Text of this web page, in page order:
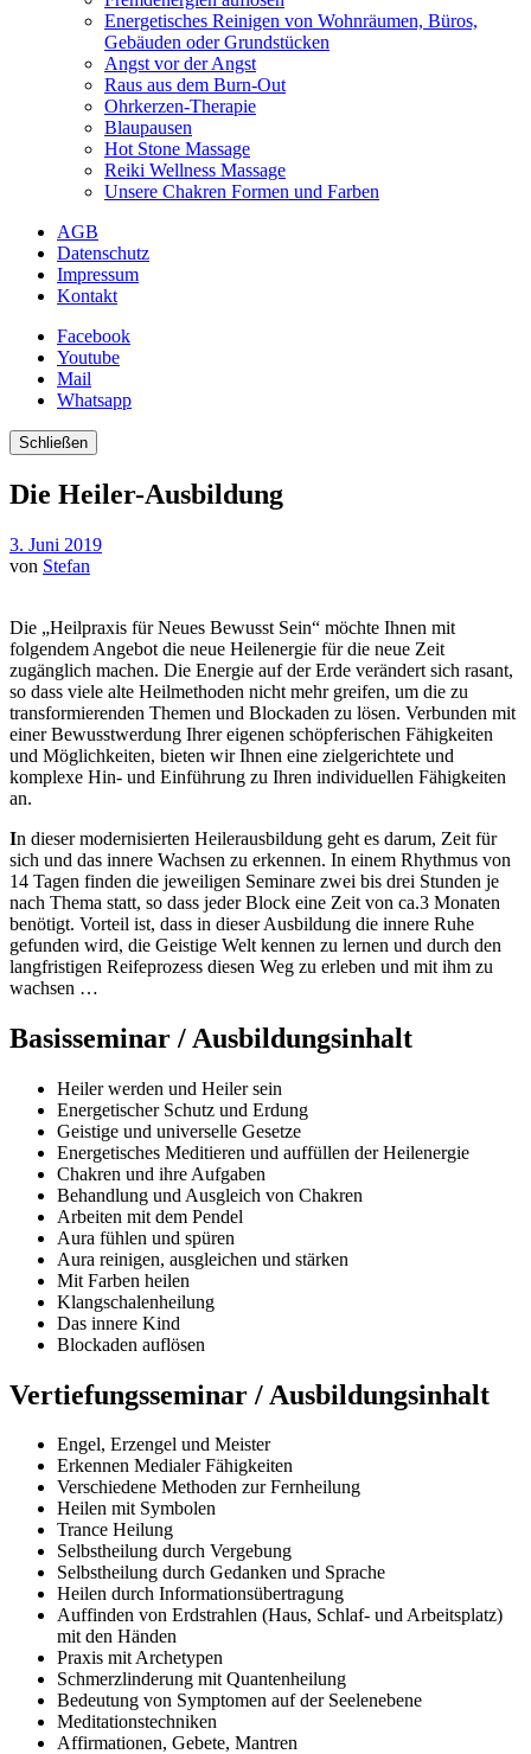
Energetisches Reinigen von Wohnräumen, Büros,
Gebäuden oder Grundstücken
Angst vor der Angst
Raus aus dem Burn-Out
Ohrkerzen-Therapie
Blaupausen
Hot Stone Massage
Reiki Wellness Massage
Unsere Chakren Formen und Farben
AGB
Datenschutz
Impressum
Kontakt
Facebook
Youtube
Mail
Whatsapp
Schließen
Die Heiler-Ausbildung
3. Juni 2019
von Stefan
Die „Heilpraxis für Neues Bewusst Sein“ möchte Ihnen mit
folgendem Angebot die neue Heilenergie für die neue Zeit
zugänglich machen. Die Energie auf der Erde verändert sich rasant,
so dass viele alte Heilmethoden nicht mehr greifen, um die zu
transformierenden Themen und Blockaden zu lösen. Verbunden mit
einer Bewusstwerdung Ihrer eigenen schöpferischen Fähigkeiten
und Möglichkeiten, bieten wir Ihnen eine zielgerichtete und
komplexe Hin- und Einführung zu Ihren individuellen Fähigkeiten
an.
In dieser modernisierten Heilerausbildung geht es darum, Zeit für
sich und das innere Wachsen zu erkennen. In einem Rhythmus von
14 Tagen finden die jeweiligen Seminare zwei bis drei Stunden je
nach Thema statt, so dass jeder Block eine Zeit von ca.3 Monaten
benötigt. Vorteil ist, dass in dieser Ausbildung die innere Ruhe
gefunden wird, die Geistige Welt kennen zu lernen und durch den
langfristigen Reifeprozess diesen Weg zu erleben und mit ihm zu
wachsen …
Basisseminar / Ausbildungsinhalt
Heiler werden und Heiler sein
Energetischer Schutz und Erdung
Geistige und universelle Gesetze
Energetisches Meditieren und auffüllen der Heilenergie
Chakren und ihre Aufgaben
Behandlung und Ausgleich von Chakren
Arbeiten mit dem Pendel
Aura fühlen und spüren
Aura reinigen, ausgleichen und stärken
Mit Farben heilen
Klangschalenheilung
Das innere Kind
Blockaden auflösen
Vertiefungsseminar / Ausbildungsinhalt
Engel, Erzengel und Meister
Erkennen Medialer Fähigkeiten
Verschiedene Methoden zur Fernheilung
Heilen mit Symbolen
Trance Heilung
Selbstheilung durch Vergebung
Selbstheilung durch Gedanken und Sprache
Heilen durch Informationsübertragung
Auffinden von Erdstrahlen (Haus, Schlaf- und Arbeitsplatz)
mit den Händen
Praxis mit Archetypen
Schmerzlinderung mit Quantenheilung
Bedeutung von Symptomen auf der Seelenebene
Meditationstechniken
Affirmationen, Gebete, Mantren